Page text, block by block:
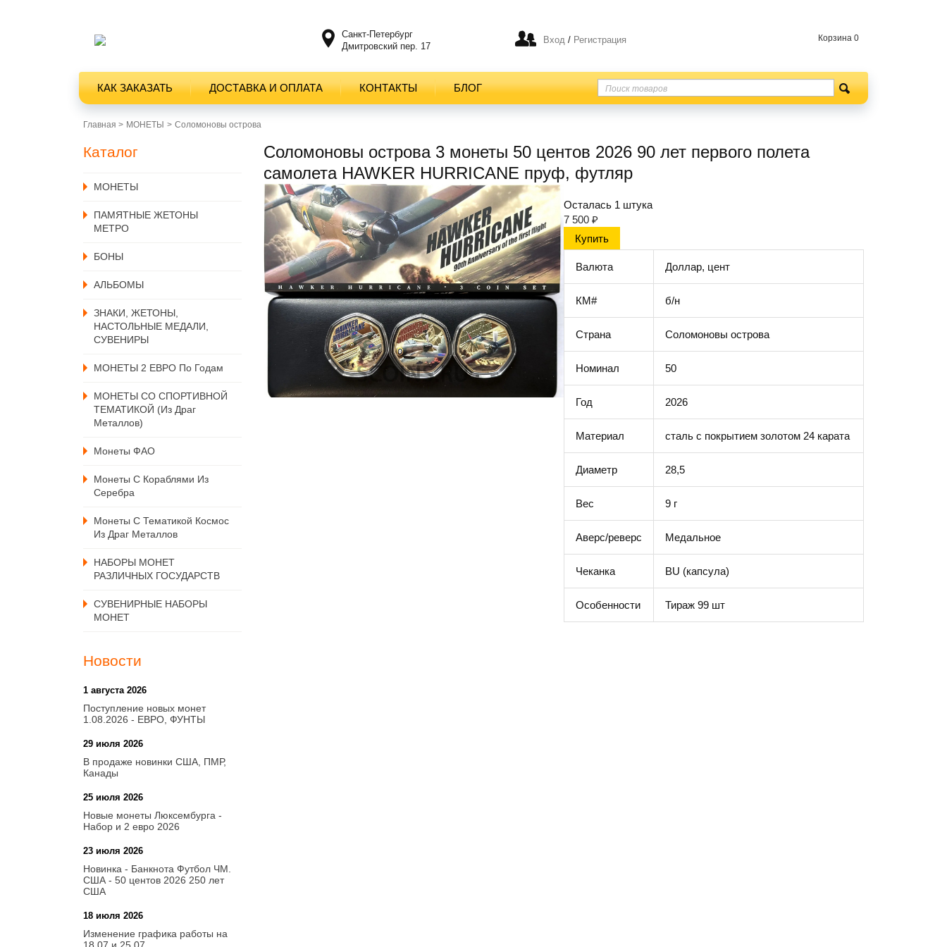
Санкт-Петербург
Дмитровский пер. 17
Вход/Регистрация Корзина 0
КАК ЗАКАЗАТЬ ДОСТАВКА И ОПЛАТА КОНТАКТЫ БЛОГ
Главная > MОНЕТЫ Соломоновы острова
Каталог
MОНЕТЫ
ПАМЯТНЫЕ ЖЕТОНЫ
МЕТРО
БОНЫ
АЛЬБОМЫ
ЗНАКИ, ЖЕТОНЫ,
НАСТОЛЬНЫЕ МЕДАЛИ,
СУВЕНИРЫ
МОНЕТЫ 2 ЕВРО По Годам
МОНЕТЫ СО СПОРТИВНОЙ
ТЕМАТИКОЙ (из Драг
Металлов)
Монеты ФАО
Монеты С Кораблями Из
Серебра
Монеты С Тематикой Космос
Из Драг Металлов
НАБОРЫ МОНЕТ
РАЗЛИЧНЫХ ГОСУДАРСТВ
СУВЕНИРНЫЕ НАБОРЫ
МОНЕТ
Новости
1 августа 2026
Поступление новых монет
1.08.2026 - ЕВРО, ФУНТЫ
29 июля 2026
В продаже новинки США, ПМР,
Канады
25 июля 2026
Новые монеты Люксембурга -
Набор и 2 евро 2026
23 июля 2026
Новинка - Банкнота Футбол ЧМ.
США - 50 центов 2026 250 лет
США
18 июля 2026
Изменение графика работы на
Соломоновы острова 3 монеты 50 центов 2026 90 лет первого полета
самолета HAWKER HURRICANE пруф, футляр
Осталась 1 штука
7 500 ₽
Валюта Доллар, цент
КМ# б/н
Страна Соломоновы острова
Номинал 50
Год 2026
Материал сталь с покрытием золотом 24 карата
Диаметр 28,5
Вес 9 г
Аверс/реверс Медальное
Чеканка BU (капсула)
Особенности Тираж 99 шт